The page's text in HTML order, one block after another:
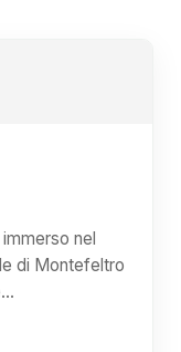
nel
di Montefeltro